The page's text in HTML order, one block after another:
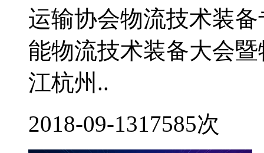
运输协会物流技术装
能物流技术装备大会
江杭州..
2018-09-1317585次